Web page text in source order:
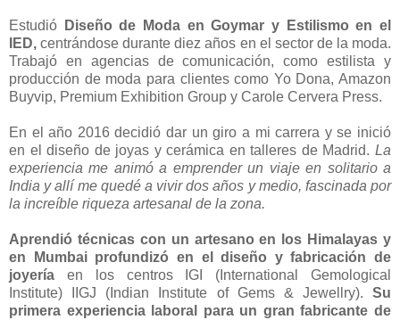
Estudió
Diseño de Moda en Goymar y Estilismo en el
IED, centrándose durante diez años en el sector de la moda.
Trabajó en agencias de comunicación, como estilista y
producción de moda para clientes como Yo Dona, Amazon
Buyvip, Premium Exhibition Group y Carole Cervera Press.
En el año 2016 decidió dar un giro a mi carrera y se inició
en el diseño de joyas y cerámica en talleres de Madrid. La
experiencia me animó a emprender un viaje en solitario a
India y allí me quedé a vivir dos años y medio, fascinada por
la increíble riqueza artesanal de la zona.
Aprendió técnicas con un artesano en los Himalayas y
en Mumbai profundizó en el diseño y fabricación de
joyería en los centros IGI (International Gemological
Institute) IIGJ (Indian Institute of Gems & Jewellry). Su
primera experiencia laboral para un gran fabricante de